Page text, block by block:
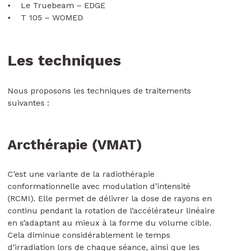
• Le Truebeam – EDGE
• T 105 – WOMED
Les techniques
Nous proposons les techniques de traitements
suivantes :
Arcthérapie (VMAT)
C’est une variante de la radiothérapie
conformationnelle avec modulation d’intensité
(RCMI). Elle permet de délivrer la dose de rayons en
continu pendant la rotation de l’accélérateur linéaire
en s’adaptant au mieux à la forme du volume cible.
Cela diminue considérablement le temps
d’irradiation lors de chaque séance, ainsi que les